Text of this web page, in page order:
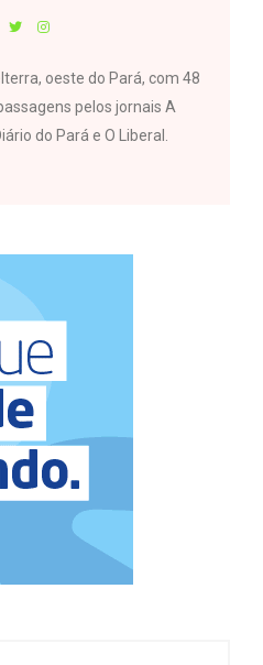
oeste do Pará, com 48
pelos jornais A
do Pará e O Liberal.